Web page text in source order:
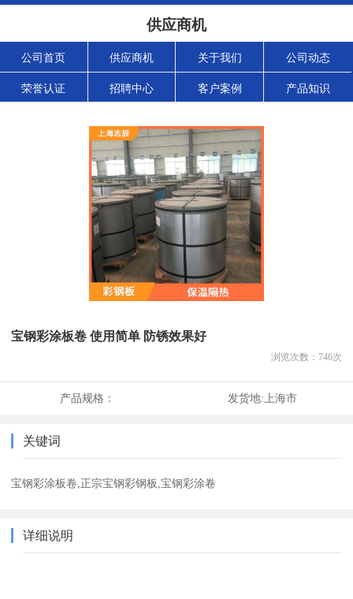
供应商机
公司首页 供应商机 关于我们 公司动态
荣誉认证 招聘中心 客户案例 产品知识
宝钢彩涂板卷 使用简单 防锈效果好
浏览次数： 746次
产品规格： 发货地: 上海市
关键词
宝钢彩涂板卷,正宗宝钢彩钢板,宝钢彩涂卷
详细说明